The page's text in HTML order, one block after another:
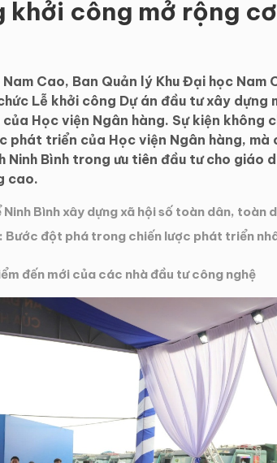
khởi công mở rộng
Cao, Ban Quản lý Khu Đại học Nam
Lễ khởi công Dự án đầu tư xây dựng
Học viện Ngân hàng. Sự kiện không
triển của Học viện Ngân hàng, mà
Ninh Bình trong ưu tiên đầu tư cho giáo
cao.
Bình xây dựng xã hội số toàn dân, toàn
Bước đột phá trong chiến lược phát triển
đến mới của các nhà đầu tư công nghệ